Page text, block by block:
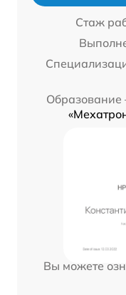
Стаж
Образование
Вы можете